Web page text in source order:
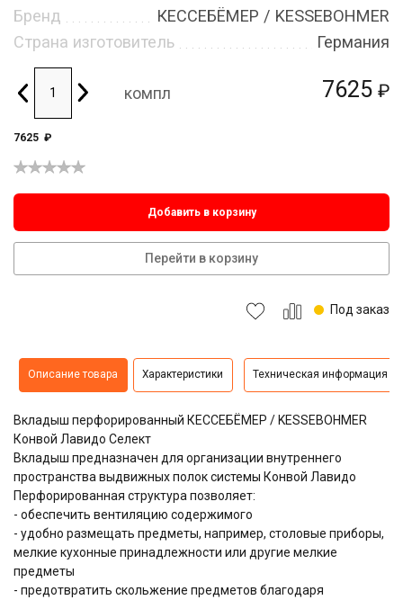
7625 ₽
Бренд
КЕССЕБЁМЕР / KESSEBOHMER
Страна изготовитель
Германия
компл
7625 ₽
Добавить в корзину
Перейти в корзину
Под заказ
Описание товара Характеристики Техническая информация
Вкладыш перфорированный КЕССЕБЁМЕР / KESSEBOHMER
Конвой Лавидо Селект
Вкладыш предназначен для организации внутреннего
пространства выдвижных полок системы Конвой Лавидо
Перфорированная структура позволяет:
- обеспечить вентиляцию содержимого
- удобно размещать предметы, например, столовые приборы,
мелкие кухонные принадлежности или другие мелкие
предметы
- предотвратить скольжение предметов благодаря